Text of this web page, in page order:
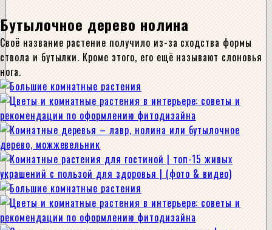
Бутылочное дерево нолина
Своё название растение получило из-за сходства формы
ствола и бутылки. Кроме этого, его ещё называют слоновья
нога.